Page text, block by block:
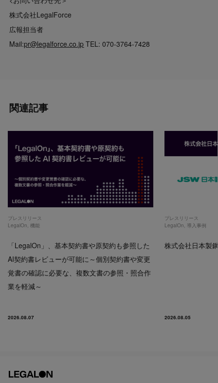
株式会社LegalForce
広報担当者
Mail:pr@legalforce.co.jp TEL: 070-3764-7428
関連記事
プレスリリース
LegalOn ,機能
「LegalOn」、基本契約書や原契約も参照した
AI契約書レビューが可能に～個別契約書や変更
覚書の確認に必要な、複数文書の参照・照合作
業を軽減～
2026.08.07
プレスリリース
LegalOn 導入事例
株式会社日本製
2026.08.05